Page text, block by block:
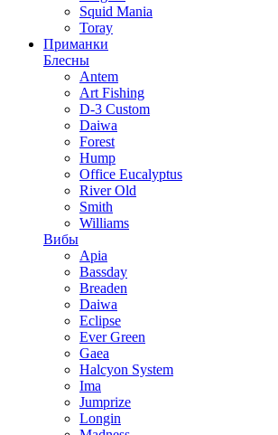
Squid Mania
Toray
Приманки
Блесны
Antem
Art Fishing
D-3 Custom
Daiwa
Forest
Hump
Office Eucalyptus
River Old
Smith
Williams
Вибы
Apia
Bassday
Breaden
Daiwa
Eclipse
Ever Green
Gaea
Halcyon System
Ima
Jumprize
Longin